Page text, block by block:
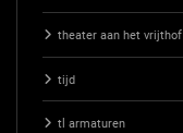
theater aan het vrijthof
tijd
tl armaturen